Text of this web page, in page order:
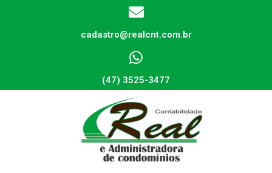
cadastro@realcnt.com.br
(47) 3525-3477